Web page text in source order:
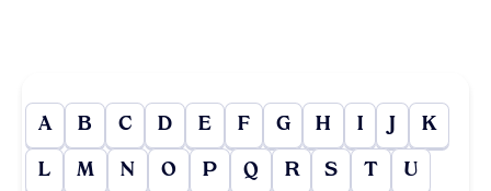
A B C D E F G H I J K
L M N O P Q R S T U